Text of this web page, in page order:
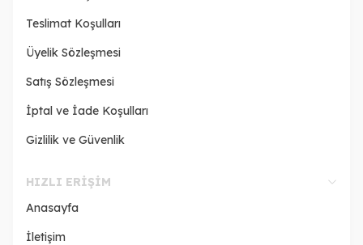
Teslimat Koşulları
Üyelik Sözleşmesi
Satış Sözleşmesi
İptal ve İade Koşulları
Gizlilik ve Güvenlik
HIZLI ERIŞIM
Anasayfa
İletişim